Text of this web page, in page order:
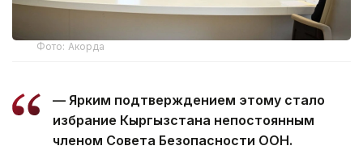
Фото: Акорда
— Ярким подтверждением этому стало
избрание Кыргызстана непостоянным
членом Совета Безопасности ООН.